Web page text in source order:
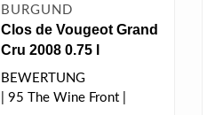
BURGUND
Clos de Vougeot Grand
Cru 2008 0.75 l
BEWERTUNG
| 95 The Wine Front |